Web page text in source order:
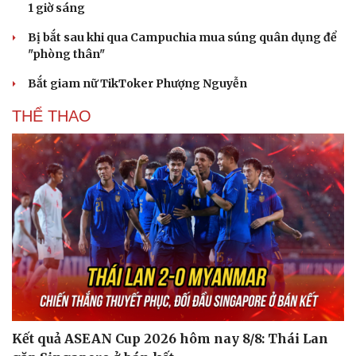
1 giờ sáng
Bị bắt sau khi qua Campuchia mua súng quân dụng để
"phòng thân"
Bắt giam nữ TikToker Phượng Nguyễn
THỂ THAO
Kết quả ASEAN Cup 2026 hôm nay 8/8: Thái Lan